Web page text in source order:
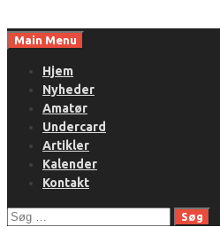
toMain Menu
Hjem
Nyheder
Amatør
Undercard
Artikler
Kalender
Kontakt
Søg